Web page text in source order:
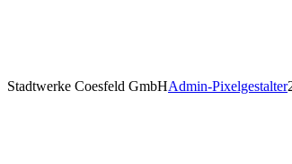
Stadtwerke Coesfeld GmbHAdmin-Pixelgestalter